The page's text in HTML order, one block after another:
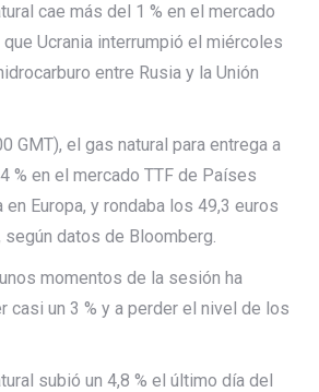
cae más del 1 % en el mercado
Ucrania interrumpió el miércoles
entre Rusia y la Unión
GMT), el gas natural para entrega a
% en el mercado TTF de Países
Europa, y rondaba los 49,3 euros
según datos de Bloomberg.
momentos de la sesión ha
casi un 3 % y a perder el nivel de los
subió un 4,8 % el último día del